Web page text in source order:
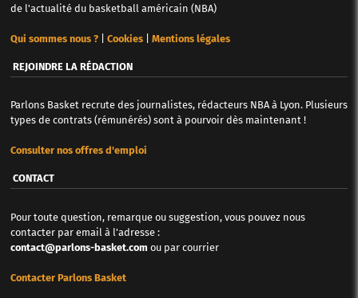
de l'actualité du basketball américain (NBA)
Qui sommes nous ?| Cookies| Mentions légales
REJOINDRE LA RÉDACTION
Parlons Basket recrute des journalistes, rédacteurs NBA à Lyon. Plusieurs
types de contrats (rémunérés) sont à pourvoir dès maintenant !
Consulter nos offres d'emploi
CONTACT
Pour toute question, remarque ou suggestion, vous pouvez nous
contacter par email à l'adresse :
contact@parlons-basket.com ou par courrier
Contacter Parlons Basket